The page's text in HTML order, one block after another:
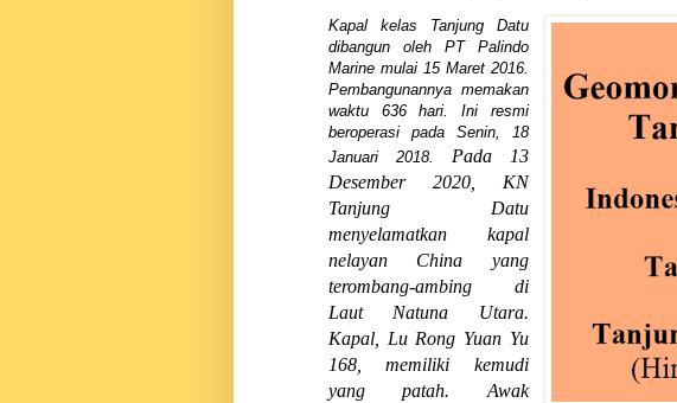
Kapal kelas Tanjung Datu
dibangun oleh PT Palindo
Marine mulai 15 Maret 2016.
Pembangunannya memakan
waktu 636 hari. Ini resmi
beroperasi pada Senin, 18
Januari 2018.
Pada 13
Desember 2020, KN
Tanjung Datu
menyelamatkan kapal
nelayan China yang
terombang-ambing di
Laut Natuna Utara.
Kapal, Lu Rong Yuan Yu
168, memiliki kemudi
yang patah. Awak